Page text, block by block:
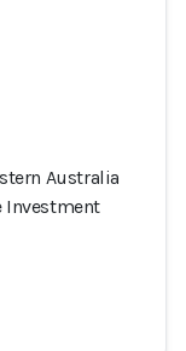
Australia
Investment